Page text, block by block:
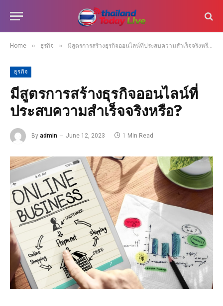
Home » ธุรกิจ » มีสูตรการสร้างธุรกิจออนไลน์ที่ประสบความสำเร็จจริงหรือ?
ธุรกิจ
มีสูตรการสร้างธุรกิจออนไลน์ที่
ประสบความสำเร็จจริงหรือ?
By admin June 12, 2023 1 Min Read